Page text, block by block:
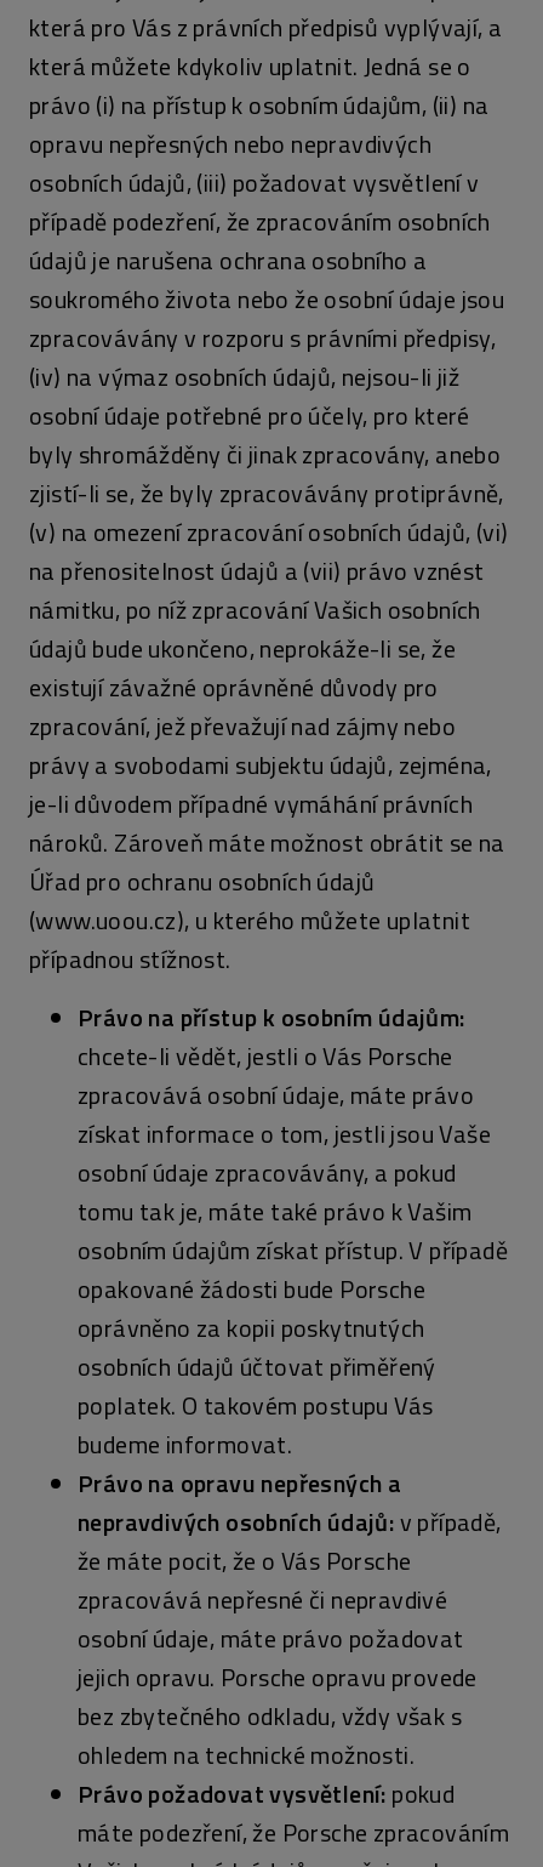
která pro Vás z právních předpisů vyplývají, a
která můžete kdykoliv uplatnit. Jedná se o
právo (i) na přístup k osobním údajům, (ii) na
opravu nepřesných nebo nepravdivých
osobních údajů, (iii) požadovat vysvětlení v
případě podezření, že zpracováním osobních
údajů je narušena ochrana osobního a
soukromého života nebo že osobní údaje jsou
zpracovávány v rozporu s právními předpisy,
(iv) na výmaz osobních údajů, nejsou-li již
osobní údaje potřebné pro účely, pro které
byly shromážděny či jinak zpracovány, anebo
zjistí-li se, že byly zpracovávány protiprávně,
(v) na omezení zpracování osobních údajů, (vi)
na přenositelnost údajů a (vii) právo vznést
námitku, po níž zpracování Vašich osobních
údajů bude ukončeno, neprokáže-li se, že
existují závažné oprávněné důvody pro
zpracování, jež převažují nad zájmy nebo
právy a svobodami subjektu údajů, zejména,
je-li důvodem případné vymáhání právních
nároků. Zároveň máte možnost obrátit se na
Úřad pro ochranu osobních údajů
(www.uoou.cz), u kterého můžete uplatnit
případnou stížnost.
Právo na přístup k osobním údajům:
chcete-li vědět, jestli o Vás Porsche
zpracovává osobní údaje, máte právo
získat informace o tom, jestli jsou Vaše
osobní údaje zpracovávány, a pokud
tomu tak je, máte také právo k Vašim
osobním údajům získat přístup. V případě
opakované žádosti bude Porsche
oprávněno za kopii poskytnutých
osobních údajů účtovat přiměřený
poplatek. O takovém postupu Vás
budeme informovat.
Právo na opravu nepřesných a
nepravdivých osobních údajů:v případě,
že máte pocit, že o Vás Porsche
zpracovává nepřesné či nepravdivé
osobní údaje, máte právo požadovat
jejich opravu. Porsche opravu provede
bez zbytečného odkladu, vždy však s
ohledem na technické možnosti.
Právo požadovat vysvětlení:pokud
máte podezření, že Porsche zpracováním